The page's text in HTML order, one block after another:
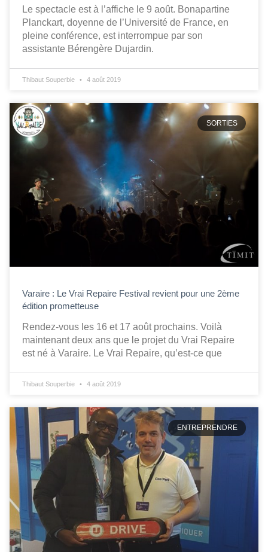
Le spectacle est à l’affiche le 9 août. Bonapartine
Planckart, doyenne de l’Université de France, en
pleine conférence, est interrompue par son
assistante Bérengère Dujardin.
Thibaut Souperbie 4 août 2019
SORTIES
Varaire : Le Vrai Repaire Festival revient pour une 2ème
édition prometteuse
Rendez-vous les 16 et 17 août prochains. Voilà
maintenant deux ans que le projet du Vrai Repaire
est né à Varaire. Le Vrai Repaire, qu’est-ce que
Thibaut Souperbie 4 août 2019
ENTREPRENDRE